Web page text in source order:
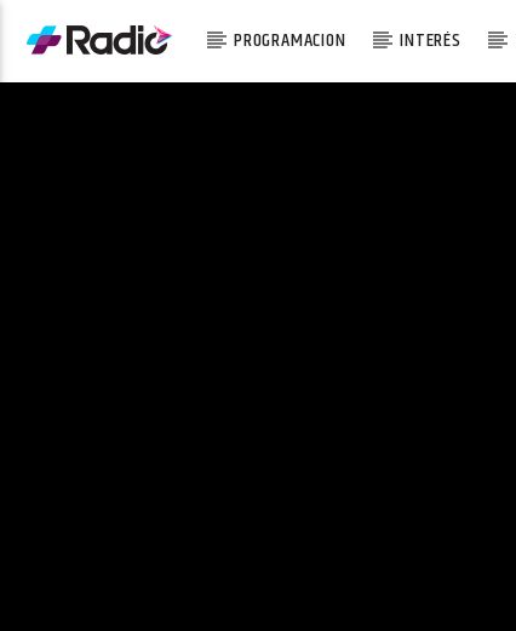
PROGRAMACION INTERÉS